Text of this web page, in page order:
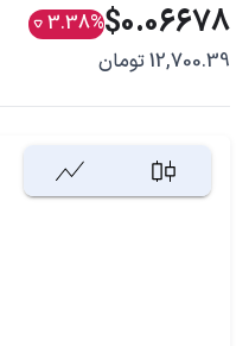
$0.06678
3.38%
12,700.39 تومان